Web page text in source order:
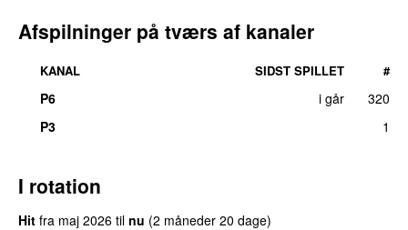
Afspilninger på tværs af kanaler
KANAL SIDST SPILLET #
P6 i går
320
P3
1
I rotation
Hit fra maj 2026 til nu (2 måneder 20 dage)